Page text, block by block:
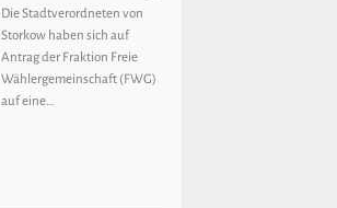
Die Stadtverordneten von
Storkow haben sich auf
Antrag der Fraktion Freie
Wählergemeinschaft (FWG)
auf eine…